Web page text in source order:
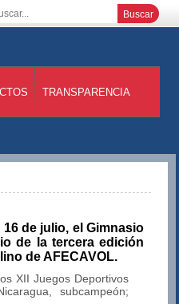
TRANSPARENCIA
16 de julio, el Gimnasio
de la tercera edición
de AFECAVOL.
XII Juegos Deportivos
subcampeón;